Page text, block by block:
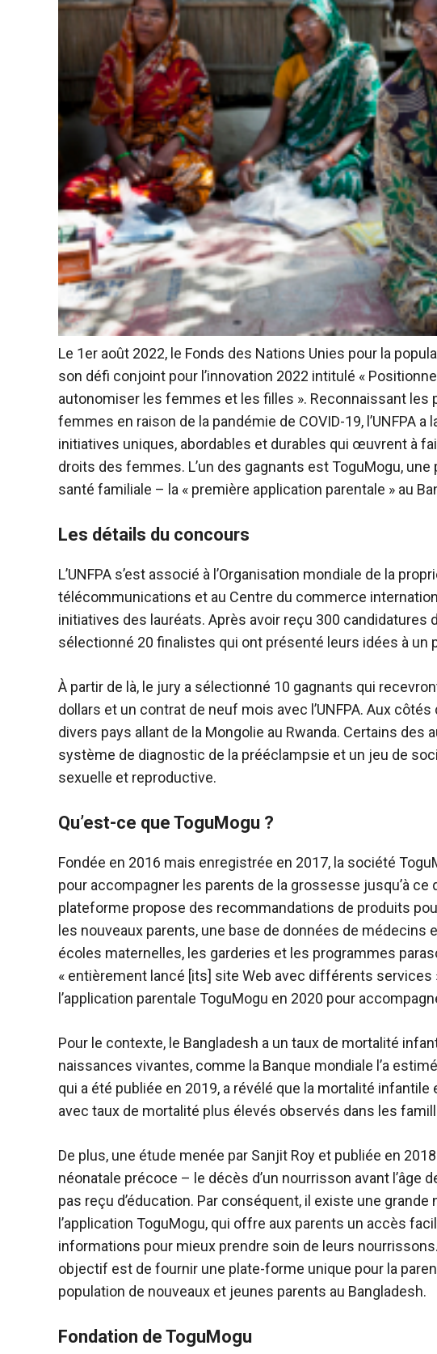
Le 1er août 2022, le Fonds des Nations Unies pour la
son défi conjoint pour l’innovation 2022 intitulé «
autonomiser les femmes et les filles ». Reconnaissant les
femmes en raison de la pandémie de COVID-19, l’UNFPA
initiatives uniques, abordables et durables qui œuvrent à
droits des femmes. L’un des gagnants est ToguMogu,
santé familiale – la « première application parentale » au
Les détails du concours
L’UNFPA s’est associé à l’Organisation mondiale de la
télécommunications et au Centre du commerce
initiatives des lauréats. Après avoir reçu 300 candidatures
sélectionné 20 finalistes qui ont présenté leurs idées à un
À partir de là, le jury a sélectionné 10 gagnants qui
dollars et un contrat de neuf mois avec l’UNFPA. Aux
divers pays allant de la Mongolie au Rwanda. Certains
système de diagnostic de la prééclampsie et un jeu de
sexuelle et reproductive.
Qu’est-ce que ToguMogu ?
Fondée en 2016 mais enregistrée en 2017, la société
pour accompagner les parents de la grossesse jusqu’à ce
plateforme propose des recommandations de produits
les nouveaux parents, une base de données de
écoles maternelles, les garderies et les programmes
« entièrement lancé [its] site Web avec différents services
l’application parentale ToguMogu en 2020 pour
Pour le contexte, le Bangladesh a un taux de mortalité
naissances vivantes, comme la Banque mondiale l’a
qui a été publiée en 2019, a révélé que la mortalité
avec taux de mortalité plus élevés observés dans les
De plus, une étude menée par Sanjit Roy et publiée en
néonatale précoce – le décès d’un nourrisson avant l’âge
pas reçu d’éducation. Par conséquent, il existe une
l’application ToguMogu, qui offre aux parents un accès
informations pour mieux prendre soin de leurs
objectif est de fournir une plate-forme unique pour la
population de nouveaux et jeunes parents au Bangladesh.
Fondation de ToguMogu